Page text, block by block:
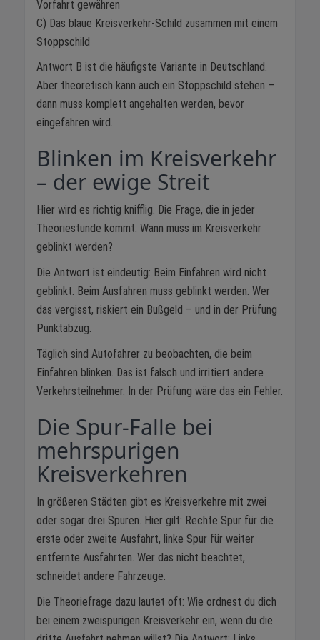
Vorfahrt gewähren
C) Das blaue Kreisverkehr-Schild zusammen mit einem
Stoppschild
Antwort B ist die häufigste Variante in Deutschland.
Aber theoretisch kann auch ein Stoppschild stehen –
dann muss komplett angehalten werden, bevor
eingefahren wird.
Blinken im Kreisverkehr
– der ewige Streit
Hier wird es richtig knifflig. Die Frage, die in jeder
Theoriestunde kommt: Wann muss im Kreisverkehr
geblinkt werden?
Die Antwort ist eindeutig: Beim Einfahren wird nicht
geblinkt. Beim Ausfahren muss geblinkt werden. Wer
das vergisst, riskiert ein Bußgeld – und in der Prüfung
Punktabzug.
Täglich sind Autofahrer zu beobachten, die beim
Einfahren blinken. Das ist falsch und irritiert andere
Verkehrsteilnehmer. In der Prüfung wäre das ein Fehler.
Die Spur-Falle bei
mehrspurigen
Kreisverkehren
In größeren Städten gibt es Kreisverkehre mit zwei
oder sogar drei Spuren. Hier gilt: Rechte Spur für die
erste oder zweite Ausfahrt, linke Spur für weiter
entfernte Ausfahrten. Wer das nicht beachtet,
schneidet andere Fahrzeuge.
Die Theoriefrage dazu lautet oft: Wie ordnest du dich
bei einem zweispurigen Kreisverkehr ein, wenn du die